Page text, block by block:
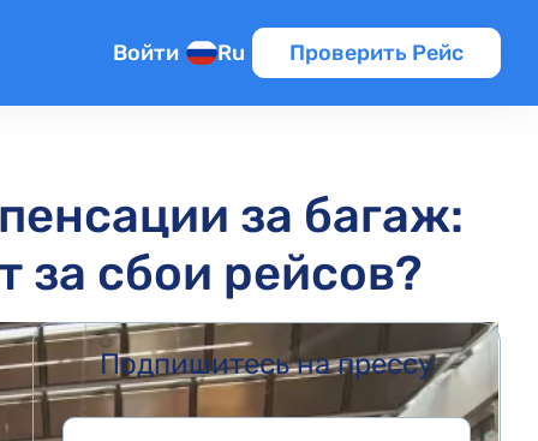
Войти Ru Проверить Рейс
за багаж:
за сбои рейсов?
Подпишитесь на прессу